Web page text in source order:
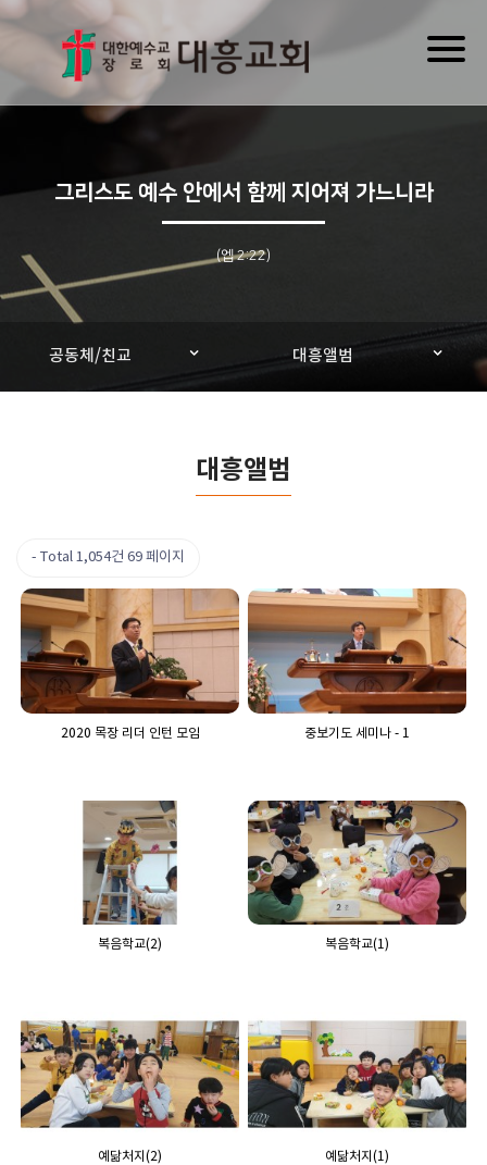
그리스도 예수 안에서 함께 지어져 가느니라
(엡 2:22)
공동체/친교 대흥앨범
대흥앨범
Total 1,054건 69 페이지
2020 목장 리더 인턴 모임 중보기도 세미나 - 1
복음학교(2) 복음학교(1)
예닮처지(2) 예닮처지(1)